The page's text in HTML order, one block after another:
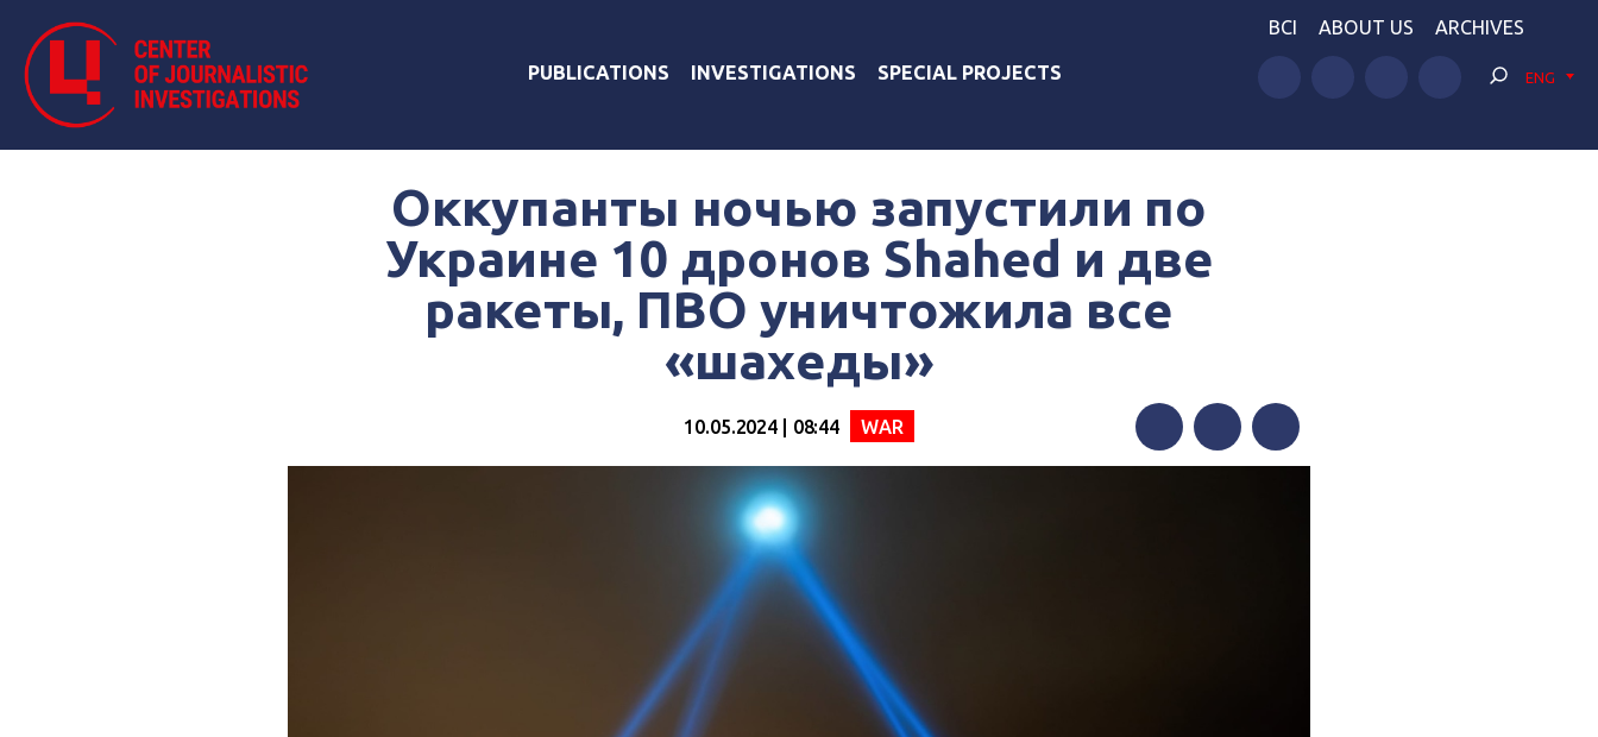
PUBLICATIONS INVESTIGATIONS SPECIAL PROJECTS
BCI ABOUT US ARCHIVES
ENG
Оккупанты ночью запустили по
Украине 10 дронов Shahed и две
ракеты, ПВО уничтожила все
«шахеды»
10.05.2024 | 08:44 WAR